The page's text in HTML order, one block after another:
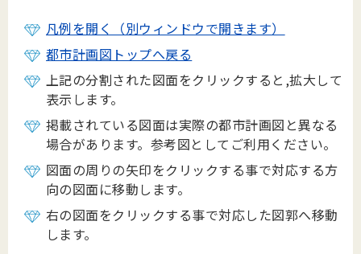
凡例を開く（別ウィンドウで開きます）
都市計画図トップへ戻る
上記の分割された図面をクリックすると,拡大して
表示します。
掲載されている図面は実際の都市計画図と異なる
場合があります。参考図としてご利用ください。
図面の周りの矢印をクリックする事で対応する方
向の図面に移動します。
右の図面をクリックする事で対応した図郭へ移動
します。